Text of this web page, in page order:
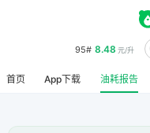
95# 8.48 元/升
首页 App下载 油耗报告